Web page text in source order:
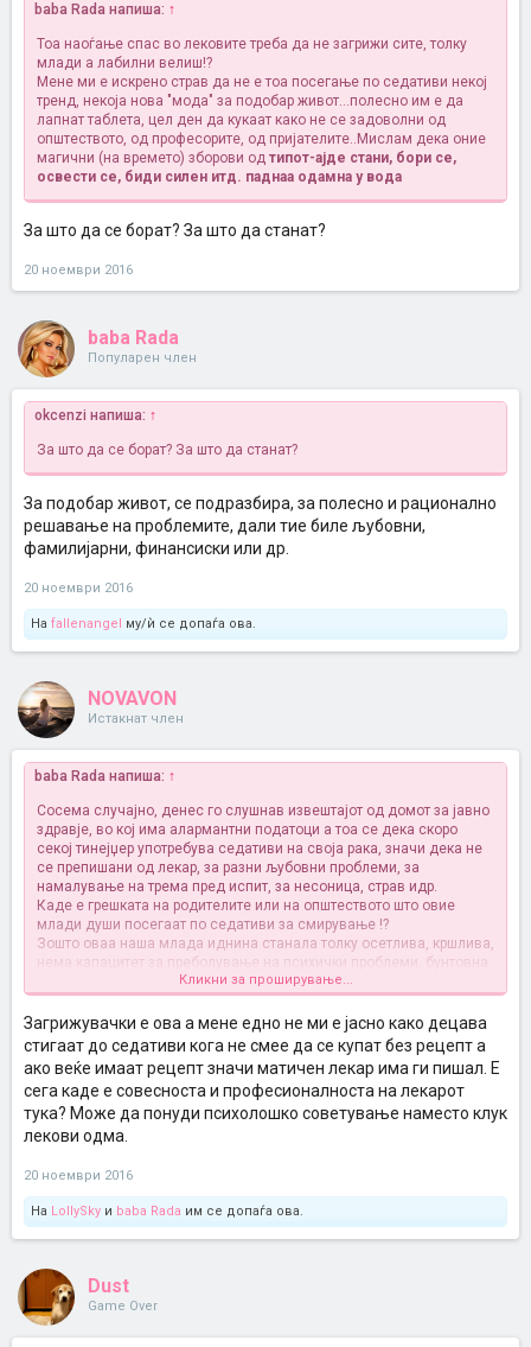
baba Rada напиша: ↑
Тоа наоѓање спас во лековите треба да не загрижи сите, толку
млади а лабилни велиш!?
Мене ми е искрено страв да не е тоа посегање по седативи некој
тренд, некоја нова "мода" за подобар живот...полесно им е да
лапнат таблета, цел ден да кукаат како не се задоволни од
општеството, од професорите, од пријателите..Мислам дека оние
магични (на времето) зборови од типот-ајде стани, бори се,
освести се, биди силен итд. паднаа одамна у вода
За што да се борат? За што да станат?
20 ноември 2016
baba Rada
Популарен член
okcenzi напиша: ↑
За што да се борат? За што да станат?
За подобар живот, се подразбира, за полесно и рационално
решавање на проблемите, дали тие биле љубовни,
фамилијарни, финансиски или др.
20 ноември 2016
На fallenangel му/ѝ се допаѓа ова.
NOVAVON
Истакнат член
baba Rada напиша: ↑
Сосема случајно, денес го слушнав извештајот од домот за јавно
здравје, во кој има алармантни податоци а тоа се дека скоро
секој тинејџер употребува седативи на своја рака, значи дека не
се препишани од лекар, за разни љубовни проблеми, за
намалување на трема пред испит, за несоница, страв идр.
Каде е грешката на родителите или на општеството што овие
млади души посегаат по седативи за смирување !?
Зошто оваа наша млада иднина станала толку осетлива, кршлива,
нема капацитет за преболување на психички проблеми, бунтовна
е, револуционерна е, сака светот да го менува а мотивацијата за
учење им е во опаѓање, имаат страв од неприфаќање, страв од
исмејување, страв од отфрлање, немаат вера во љубов итн.!?
Оваа појава е страшна работа и мислам дека конечно треба да се
освестиме и превземеме соодветни мерки додека ситуацијата и
свеста на младите не ни излезе скроз од колосек
Кликни за проширување...
Загрижувачки е ова а мене едно не ми е јасно како децава
стигаат до седативи кога не смее да се купат без рецепт а
ако веќе имаат рецепт значи матичен лекар има ги пишал. Е
сега каде е совесноста и професионалноста на лекарот
тука? Може да понуди психолошко советување наместо клук
лекови одма.
20 ноември 2016
На LollySky и baba Rada им се допаѓа ова.
Dust
Game Over